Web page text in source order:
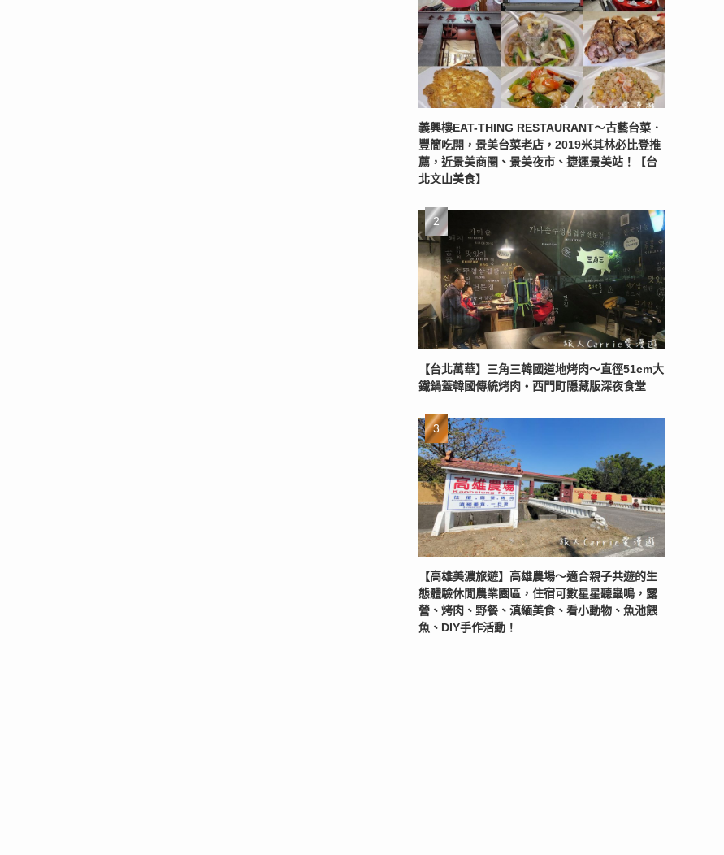
義興樓EAT-THING RESTAURANT〜古藝台菜．
豐簡吃開，景美台菜老店，2019米其林必比登推
薦，近景美商圈、景美夜市、捷運景美站！【台
北文山美食】
【台北萬華】三角三韓國道地烤肉～直徑51cm大
鐵鍋蓋韓國傳統烤肉‧西門町隱藏版深夜食堂
【高雄美濃旅遊】高雄農場〜適合親子共遊的生
態體驗休閒農業園區，住宿可數星星聽蟲鳴，露
營、烤肉、野餐、滇緬美食、看小動物、魚池餵
魚、DIY手作活動！